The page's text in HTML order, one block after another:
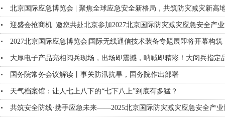
北京国际应急博览会 | 聚焦全球应急安全新格局，共筑防灾减灾新高
迎盛会抢商机| 邀您共赴北京参加2027北京国际防灾减灾应急安全产
2027北京国际应急博览会|国际无线通信技术装备专题展即将开幕构筑
大厚电子产品亮相阅兵现场，出场即震撼，呐喊即精彩！大阅兵指定
国务院常务会议解读丨事关防汛抗旱，国务院作出部署
天气档案馆：让人七上八下的“七下八上”到底有多猛？
共筑安全防线·携手应急未来——2025北京国际防灾减灾应急安全产